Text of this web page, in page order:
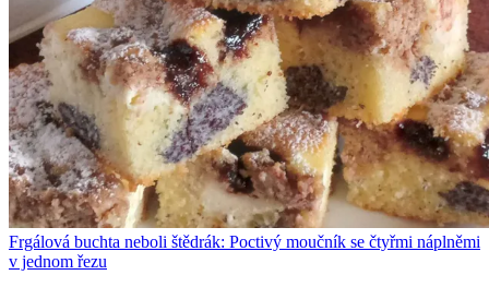
Frgálová buchta neboli štědrák: Poctivý moučník se čtyřmi náplněmi
v jednom řezu